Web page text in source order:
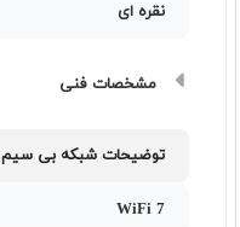
نقره ای
مشخصات فنی
توضیحات شبکه بی سیم
WiFi 7